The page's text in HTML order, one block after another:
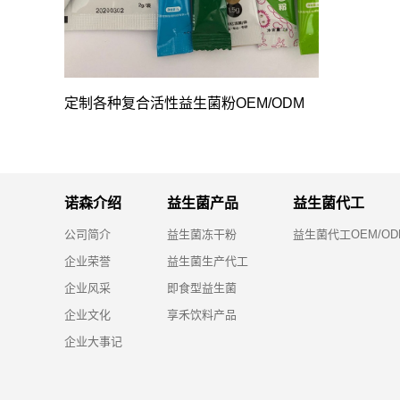
定制各种复合活性益生菌粉OEM/ODM
诺森介绍
公司简介
企业荣誉
企业风采
企业文化
企业大事记
益生菌产品
益生菌冻干粉
益生菌生产代工
即食型益生菌
享禾饮料产品
益生菌代工
益生菌代工OEM/